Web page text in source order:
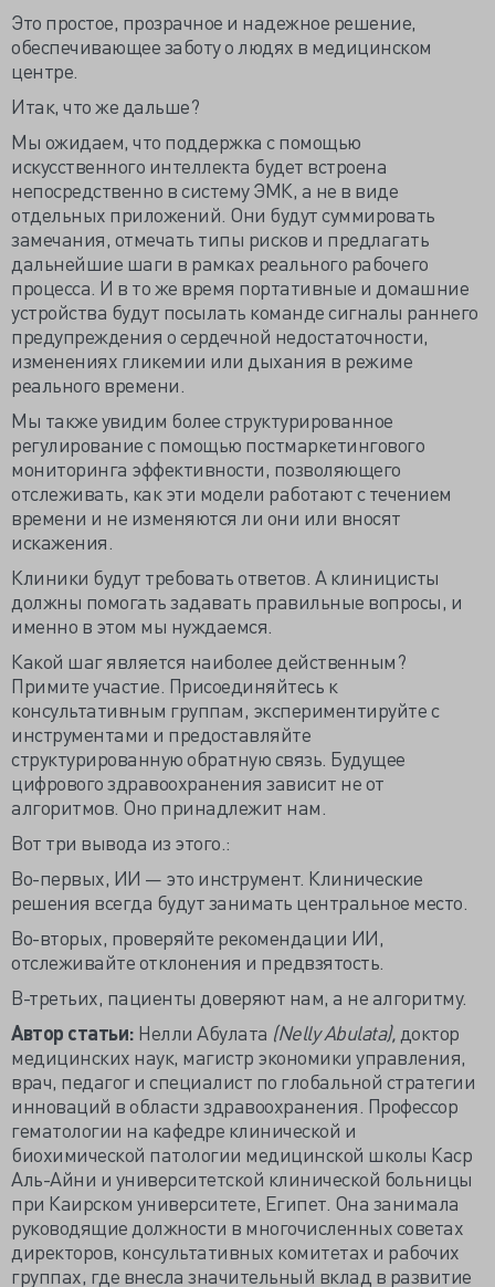
Это простое, прозрачное и надежное решение,
обеспечивающее заботу о людях в медицинском
центре.
Итак, что же дальше?
Мы ожидаем, что поддержка с помощью
искусственного интеллекта будет встроена
непосредственно в систему ЭМК, а не в виде
отдельных приложений. Они будут суммировать
замечания, отмечать типы рисков и предлагать
дальнейшие шаги в рамках реального рабочего
процесса. И в то же время портативные и домашние
устройства будут посылать команде сигналы раннего
предупреждения о сердечной недостаточности,
изменениях гликемии или дыхания в режиме
реального времени.
Мы также увидим более структурированное
регулирование с помощью постмаркетингового
мониторинга эффективности, позволяющего
отслеживать, как эти модели работают с течением
времени и не изменяются ли они или вносят
искажения.
Клиники будут требовать ответов. А клиницисты
должны помогать задавать правильные вопросы, и
именно в этом мы нуждаемся.
Какой шаг является наиболее действенным?
Примите участие. Присоединяйтесь к
консультативным группам, экспериментируйте с
инструментами и предоставляйте
структурированную обратную связь. Будущее
цифрового здравоохранения зависит не от
алгоритмов. Оно принадлежит нам.
Вот три вывода из этого.:
Во-первых, ИИ — это инструмент. Клинические
решения всегда будут занимать центральное место.
Во-вторых, проверяйте рекомендации ИИ,
отслеживайте отклонения и предвзятость.
В-третьих, пациенты доверяют нам, а не алгоритму.
Автор статьи: Нелли Абулата (Nelly Abulata), доктор
медицинских наук, магистр экономики управления,
врач, педагог и специалист по глобальной стратегии
инноваций в области здравоохранения. Профессор
гематологии на кафедре клинической и
биохимической патологии медицинской школы Каср
Аль-Айни и университетской клинической больницы
при Каирском университете, Египет. Она занимала
руководящие должности в многочисленных советах
директоров, консультативных комитетах и рабочих
группах, где внесла значительный вклад в развитие